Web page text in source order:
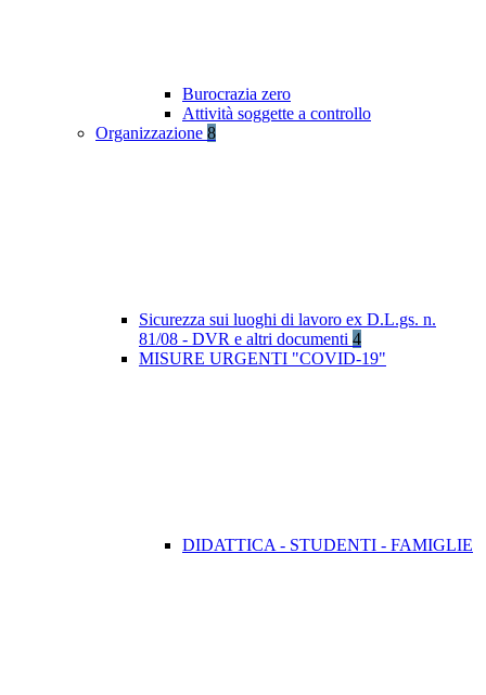
Burocrazia zero
Attività soggette a controllo
Organizzazione 8
Sicurezza sui luoghi di lavoro ex D.L.gs. n.
81/08 - DVR e altri documenti 4
MISURE URGENTI "COVID-19"
DIDATTICA - STUDENTI - FAMIGLIE